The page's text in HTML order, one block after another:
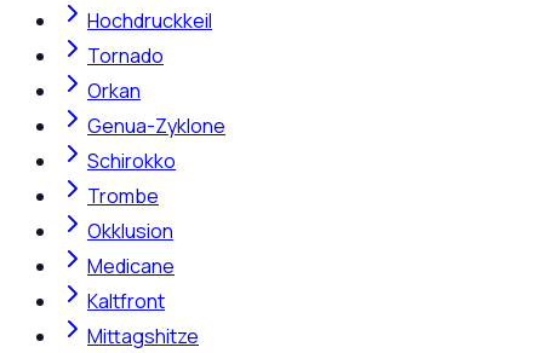
Hochdruckkeil
Tornado
Orkan
Genua-Zyklone
Schirokko
Trombe
Okklusion
Medicane
Kaltfront
Mittagshitze